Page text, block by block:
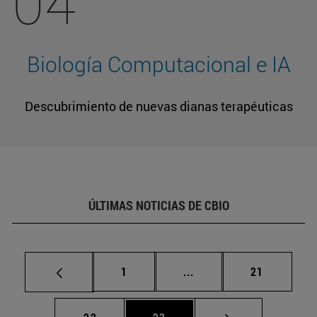
Biología Computacional e IA
Descubrimiento de nuevas dianas terapéuticas
ÚLTIMAS NOTICIAS DE CBIO
Página
1 ... Páginas intermedias
Página
21